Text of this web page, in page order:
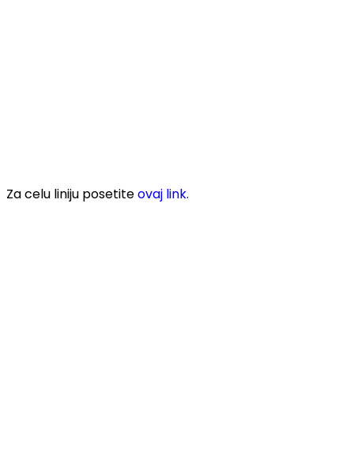
Za celu liniju posetiteovaj link.